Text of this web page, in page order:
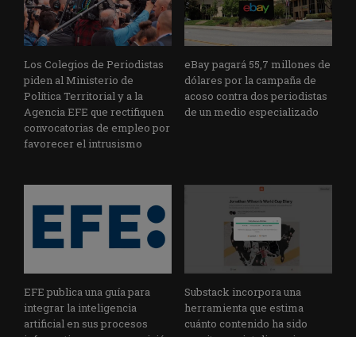
Los Colegios de Periodistas
piden al Ministerio de
Política Territorial y a la
Agencia EFE que rectifiquen
convocatorias de empleo por
favorecer el intrusismo
eBay pagará 55,7 millones de
dólares por la campaña de
acoso contra dos periodistas
de un medio especializado
EFE publica una guía para
integrar la inteligencia
artificial en sus procesos
Substack incorpora una
herramienta que estima
cuánto contenido ha sido